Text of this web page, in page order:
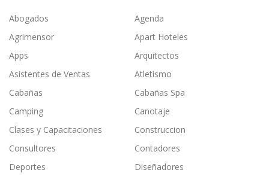
Abogados
Agenda
Agrimensor
Apart Hoteles
Apps
Arquitectos
Asistentes de Ventas
Atletismo
Cabañas
Cabañas Spa
Camping
Canotaje
Clases y Capacitaciones
Construccion
Consultores
Contadores
Deportes
Diseñadores